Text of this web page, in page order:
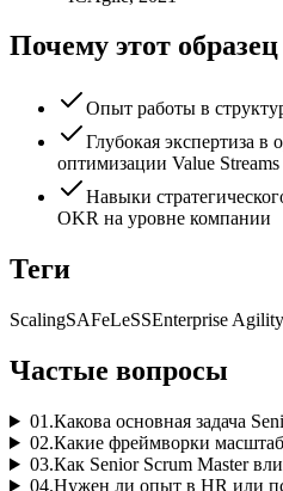
Почему этот образец
Опыт работы в
Глубокая экспертиза в
оптимизации Value Streams
Навыки
OKR на уровне компании
Теги
ScalingSAFeLeSSEnterprise Agility
Частые вопросы
01 .Какова основная задача
02.Какие фреймворки
03.Как Senior Scrum Master
04.Нужен ли опыт в HR или